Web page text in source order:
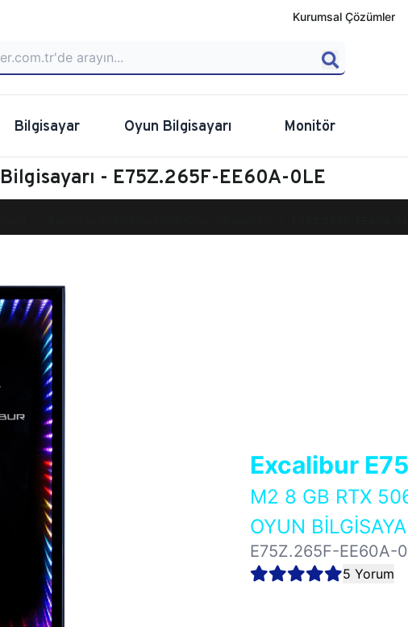
Kurumsal Çözümler
Bilgisayar Oyun Bilgisayarı Monitör
- E75Z.265F-EE60A-0LE
Excalibur
M2 8 GB RTX
OYUN
E75Z.265F-EE60A-
5 Yorum